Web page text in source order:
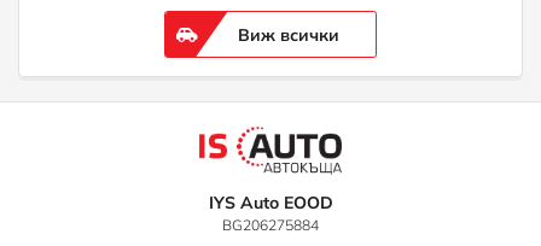
Виж всички
IYS Auto EOOD
BG206275884